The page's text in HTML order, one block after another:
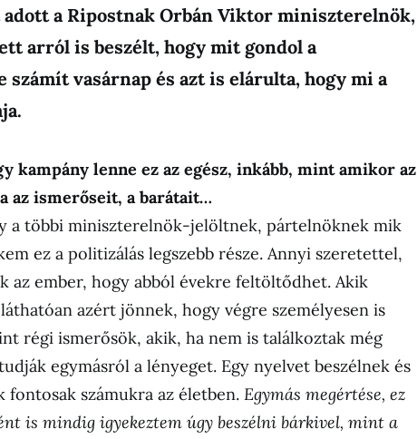
a Ripostnak Orbán Viktor miniszterelnök,
arról is beszélt, hogy mit gondol a
vasárnap és azt is elárulta, hogy mi a
kampány lenne ez az egész, inkább, mint amikor az
az ismerőseit, a barátait…
a többi miniszterelnök-jelöltnek, pártelnöknek mik
ez a politizálás legszebb része. Annyi szeretettel,
az ember, hogy abból évekre feltöltődhet. Akik
azért jönnek, hogy végre személyesen is
régi ismerősök, akik, ha nem is találkoztak még
egymásról a lényeget. Egy nyelvet beszélnek és
fontosak számukra az életben. Egymás megértése, ez
is mindig igyekeztem úgy beszélni bárkivel, mint a